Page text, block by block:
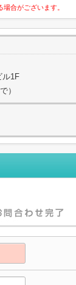
合がございます。
ル1F
）